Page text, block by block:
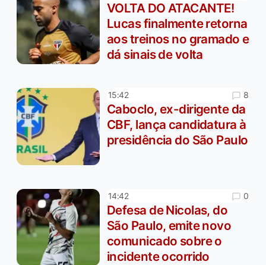
VOLTA DO ATACANTE!
Lucas finalmente retorna
aos treinos no gramado e
dá sinais de volta
15:42 8
Caboclo, ex-dirigente da
CBF, lança candidatura à
presidência do São Paulo
14:42 0
Defesa de Nicolas, do
São Paulo, emite novo
comunicado sobre o
incidente ocorrido